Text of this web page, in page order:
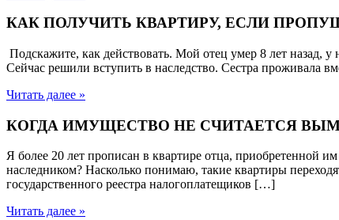
КАК ПОЛУЧИТЬ КВАРТИРУ, ЕСЛИ
Подскажите, как действовать. Мой отец умер 8 лет назад,
Сейчас решили вступить в наследство. Сестра проживала
Читать далее »
КОГДА ИМУЩЕСТВО НЕ СЧИТАЕТСЯ
Я более 20 лет прописан в квартире отца, приобретенной
наследником? Насколько понимаю, такие квартиры
государственного реестра налогоплатещиков […]
Читать далее »